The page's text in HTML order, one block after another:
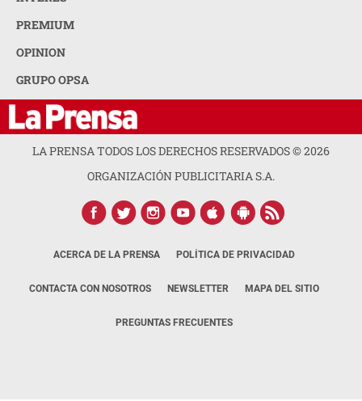
PREMIUM
OPINION
GRUPO OPSA
LA PRENSA TODOS LOS DERECHOS RESERVADOS ©2026
ORGANIZACIÓN PUBLICITARIA S.A.
ACERCA DE LA PRENSA POLÍTICA DE PRIVACIDAD
CONTACTA CON NOSOTROS NEWSLETTER MAPA DEL SITIO
PREGUNTAS FRECUENTES